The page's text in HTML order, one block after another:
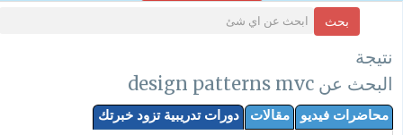
بحث
نتيجة
البحث عن design patterns mvc
محاضرات فيديو مقالات دورات تدريبية تزود خبرتك